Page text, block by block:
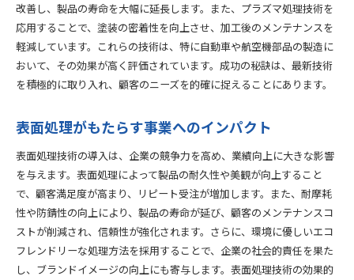
改善し、製品の寿命を大幅に延長します。また、プラズマ処理技術を
応用することで、塗装の密着性を向上させ、加工後のメンテナンスを
軽減しています。これらの技術は、特に自動車や航空機部品の製造に
おいて、その効果が高く評価されています。成功の秘訣は、最新技術
を積極的に取り入れ、顧客のニーズを的確に捉えることにあります。
表面処理がもたらす事業へのインパクト
表面処理技術の導入は、企業の競争力を高め、業績向上に大きな影響
を与えます。表面処理によって製品の耐久性や美観が向上すること
で、顧客満足度が高まり、リピート受注が増加します。また、耐摩耗
性や防錆性の向上により、製品の寿命が延び、顧客のメンテナンスコ
ストが削減され、信頼性が強化されます。さらに、環境に優しいエコ
フレンドリーな処理方法を採用することで、企業の社会的責任を果た
し、ブランドイメージの向上にも寄与します。表面処理技術の効果的